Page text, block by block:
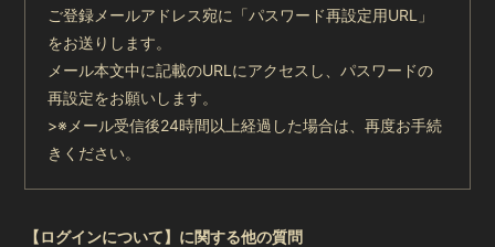
ご登録メールアドレス宛に「パスワード再設定用URL」
をお送りします。
メール本文中に記載のURLにアクセスし、パスワードの
再設定をお願いします。
>※メール受信後24時間以上経過した場合は、再度お手続
きください。
【ログインについて】に関する他の質問